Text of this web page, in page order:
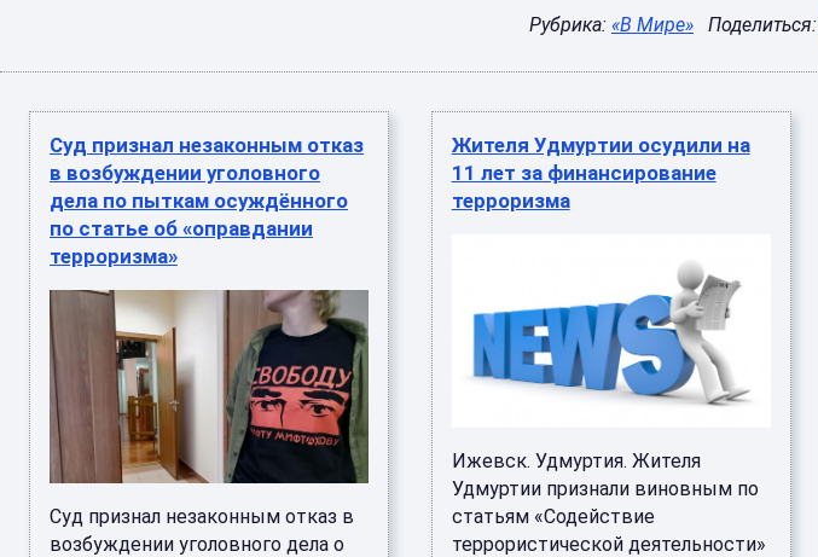
Рубрика: «В Мире» Поделиться:
Суд признал незаконным отказ
в возбуждении уголовного
дела по пыткам осуждённого
по статье об «оправдании
терроризма»
Суд признал незаконным отказ в
возбуждении уголовного дела о
Жителя Удмуртии осудили на
11 лет за финансирование
терроризма
Ижевск. Удмуртия. Жителя
Удмуртии признали виновным по
статьям «Содействие
террористической деятельности»